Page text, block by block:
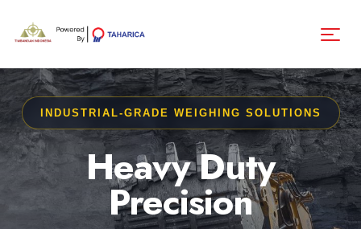
INDUSTRIAL-GRADE WEIGHING SOLUTIONS
Heavy Duty
Precision